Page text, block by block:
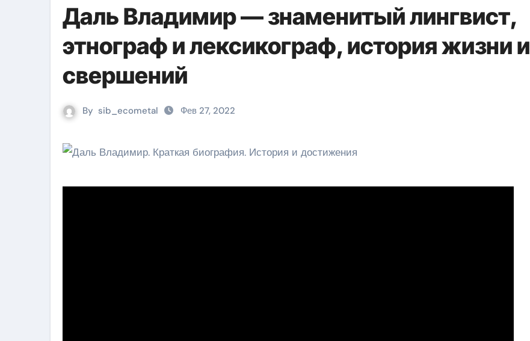
Даль Владимир — знаменитый лингвист,
этнограф и лексикограф, история жизни и
свершений
By sib_ecometal Фев 27, 2022